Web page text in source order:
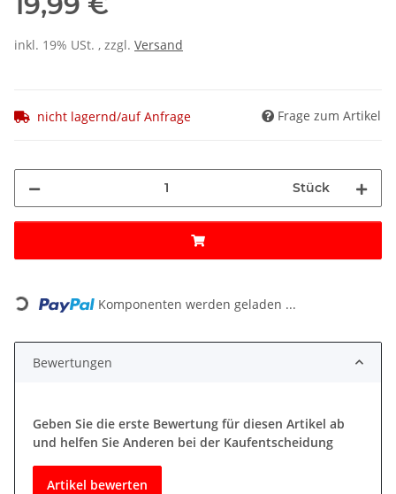
inkl. 19% USt. , zzgl. Versand
nicht lagernd/auf Anfrage Frage zum Artikel
Stück
Loading... Komponenten werden geladen ...
Bewertungen
Geben Sie die erste Bewertung für diesen Artikel ab
und helfen Sie Anderen bei der Kaufentscheidung
Artikel bewerten